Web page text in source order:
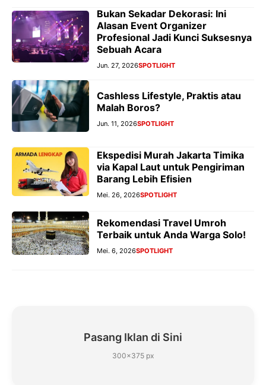
Bukan Sekadar Dekorasi: Ini
Alasan Event Organizer
Profesional Jadi Kunci Suksesnya
Sebuah Acara
Jun. 27, 2026SPOTLIGHT
Cashless Lifestyle, Praktis atau
Malah Boros?
Jun. 11, 2026SPOTLIGHT
Ekspedisi Murah Jakarta Timika
via Kapal Laut untuk Pengiriman
Barang Lebih Efisien
Mei. 26, 2026SPOTLIGHT
Rekomendasi Travel Umroh
Terbaik untuk Anda Warga Solo!
Mei. 6, 2026SPOTLIGHT
Pasang Iklan di Sini
300×375 px